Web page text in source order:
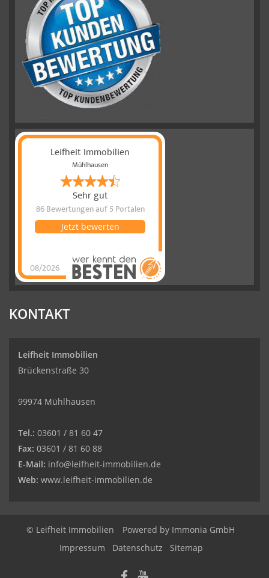
Leifheit Immobilien
Mühlhausen
Sehr gut
86 Bewertungenauf 5 Portalen
08/2026
Jetzt bewerten
Leifheit
Immobilienhat
4.77von5Sternen
KONTAKT
Leifheit Immobilien
Brückenstraße 30
99974 Mühlhausen
Tel.: 03601 / 81 60 47
Fax: 03601 / 81 60 88
E-Mail: info@leifheit-immobilien.de
Web: www.leifheit-immobilien.de
© Leifheit Immobilien Powered by Immonia GmbH
Impressum
Datenschutz Sitemap